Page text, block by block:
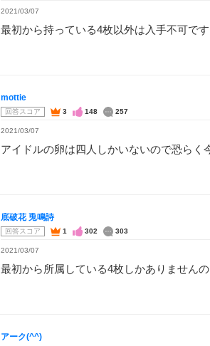
2021/03/07
最初から持っている4枚以外は入手不可です
mottie
回答スコア 3 148 257
2021/03/07
アイドルの卵は四人しかいないので恐らく
底破花 兎鳴詩
回答スコア 1 302 303
2021/03/07
最初から所属している4枚しかありません
アーク(^^)